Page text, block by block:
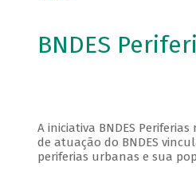
BNDES
A iniciativa BNDES
de atuação do BNDES
periferias urbanas e sua